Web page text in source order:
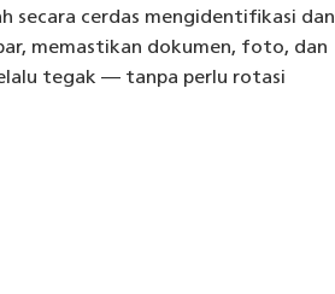
secara cerdas mengidentifikasi dan
memastikan dokumen, foto, dan
tegak — tanpa perlu rotasi